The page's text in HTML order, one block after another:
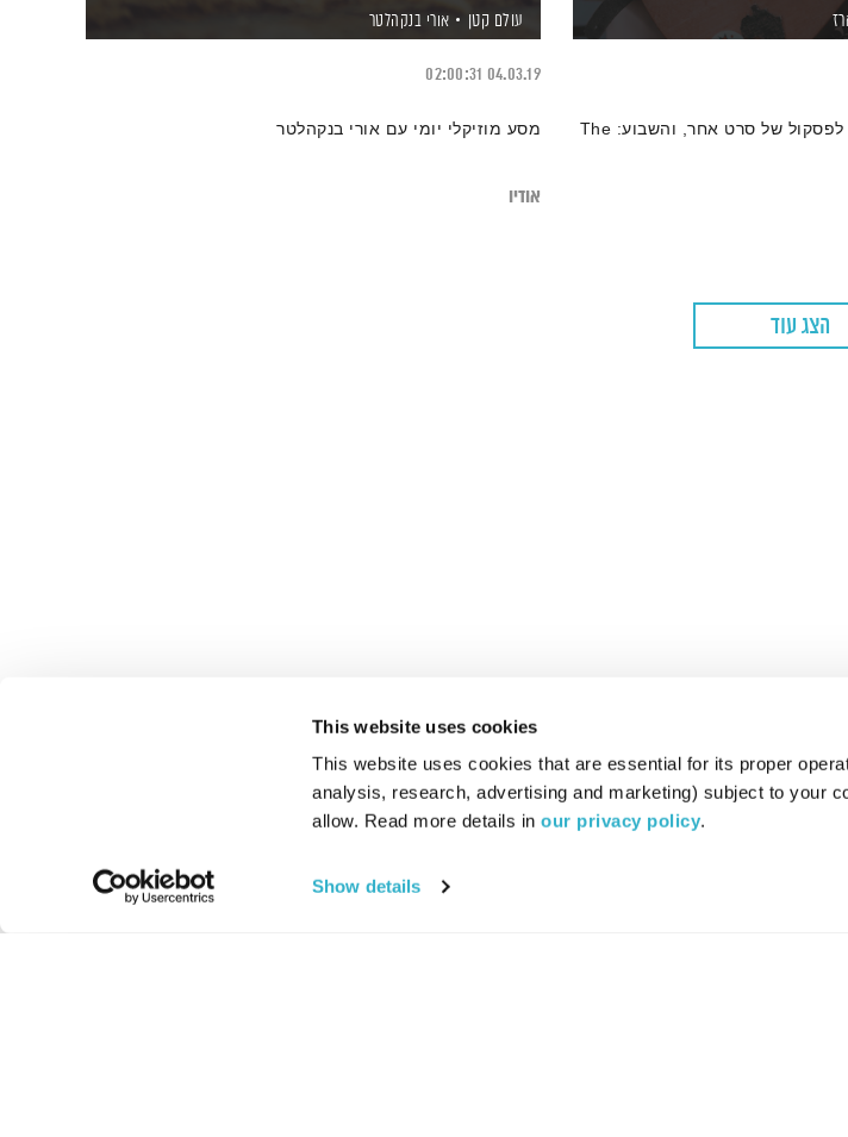
This website uses cookies
This website uses cookies that are essential for its proper
analysis, research, advertising and marketing) subject to your
allow. Read more details in our privacy policy.
Show details
דידי ארז צולל בכל שבוע לפסקול של סרט אחר, והשבוע: The
עולם קטן אורי בנקהלטר
04.03.19
02:00:31
מסע מוזיקלי יומי עם אורי בנקהלטר
אודיו
הצג עוד